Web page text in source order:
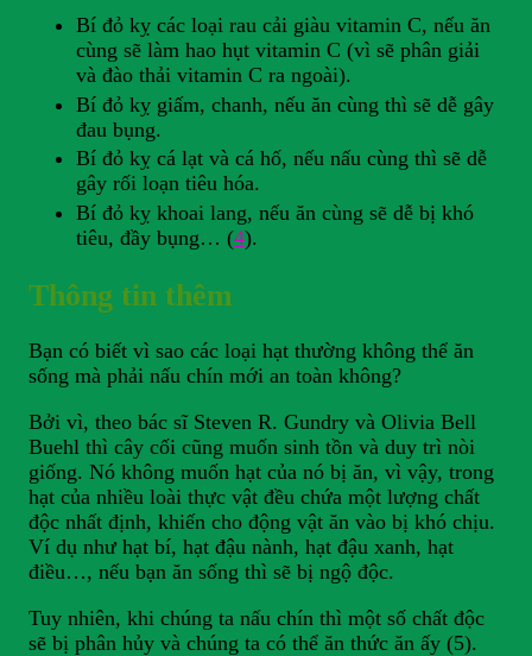
Bí đỏ kỵ các loại rau cải giàu vitamin C, nếu ăn
cùng sẽ làm hao hụt vitamin C (vì sẽ phân giải
và đào thải vitamin C ra ngoài).
Bí đỏ kỵ giấm, chanh, nếu ăn cùng thì sẽ dễ gây
đau bụng.
Bí đỏ kỵ cá lạt và cá hố, nếu nấu cùng thì sẽ dễ
gây rối loạn tiêu hóa.
Bí đỏ kỵ khoai lang, nếu ăn cùng sẽ dễ bị khó
tiêu, đầy bụng… (4).
Thông tin thêm
Bạn có biết vì sao các loại hạt thường không thể ăn
sống mà phải nấu chín mới an toàn không?
Bởi vì, theo bác sĩ Steven R. Gundry và Olivia Bell
Buehl thì cây cối cũng muốn sinh tồn và duy trì nòi
giống. Nó không muốn hạt của nó bị ăn, vì vậy, trong
hạt của nhiều loài thực vật đều chứa một lượng chất
độc nhất định, khiến cho động vật ăn vào bị khó chịu.
Ví dụ như hạt bí, hạt đậu nành, hạt đậu xanh, hạt
điều…, nếu bạn ăn sống thì sẽ bị ngộ độc.
Tuy nhiên, khi chúng ta nấu chín thì một số chất độc
sẽ bị phân hủy và chúng ta có thể ăn thức ăn ấy (5).